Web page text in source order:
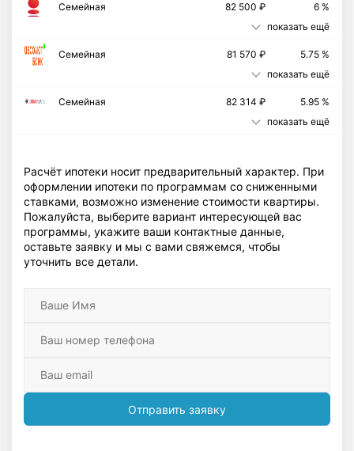
Семейная 82 500 ₽
6 %
показать ещё
Cемейная 81 570 ₽
5.75 %
показать ещё
Семейная 82 314 ₽
5.95 %
показать ещё
Расчёт ипотеки носит предварительный характер. При
оформлении ипотеки по программам со сниженными
ставками, возможно изменение стоимости квартиры.
Пожалуйста, выберите вариант интересующей вас
программы, укажите ваши контактные данные,
оставьте заявку и мы с вами свяжемся, чтобы
уточнить все детали.
Отправить заявку